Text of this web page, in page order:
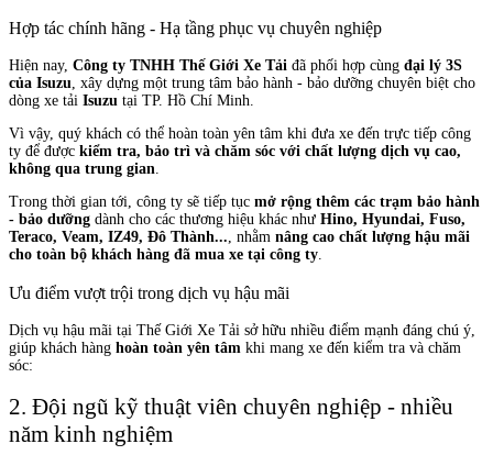
Hợp tác chính hãng - Hạ tầng phục vụ chuyên nghiệp
Hiện nay, Công ty TNHH Thế Giới Xe Tải đã phối hợp cùng đại lý 3S
của Isuzu, xây dựng một trung tâm bảo hành - bảo dưỡng chuyên biệt cho
dòng xe tải Isuzu tại TP. Hồ Chí Minh.
Vì vậy, quý khách có thể hoàn toàn yên tâm khi đưa xe đến trực tiếp công
ty để được kiểm tra, bảo trì và chăm sóc với chất lượng dịch vụ cao,
không qua trung gian.
Trong thời gian tới, công ty sẽ tiếp tục mở rộng thêm các trạm bảo hành
- bảo dưỡng dành cho các thương hiệu khác như Hino, Hyundai, Fuso,
Teraco, Veam, IZ49, Đô Thành..., nhằm nâng cao chất lượng hậu mãi
cho toàn bộ khách hàng đã mua xe tại công ty.
Ưu điểm vượt trội trong dịch vụ hậu mãi
Dịch vụ hậu mãi tại Thế Giới Xe Tải sở hữu nhiều điểm mạnh đáng chú ý,
giúp khách hàng hoàn toàn yên tâm khi mang xe đến kiểm tra và chăm
sóc:
2. Đội ngũ kỹ thuật viên chuyên nghiệp - nhiều
năm kinh nghiệm